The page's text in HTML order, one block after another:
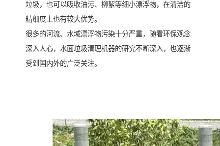
垃圾，也可以吸收油污、柳絮等细小漂浮物，在清洁的
精细度上也有较大优势。
很多的河流、水域漂浮物污染十分严重，随看环保观念
深入人心，水面垃圾清理机器的研究不断深入，也逐渐
受到国内外的广泛关注。